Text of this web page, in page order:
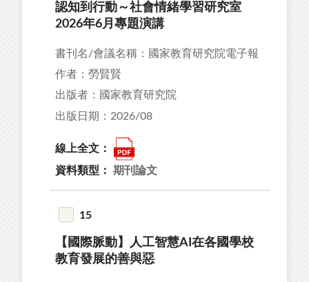
認知到行動～社會情緒學習研究室
2026年6月專題演講
書刊名/會議名稱：國家教育研究院電子報
作者：勞賢賢
出版者：國家教育研究院
出版日期：2026/08
線上全文：
資料類型： 期刊論文
15
【國際脈動】人工智慧AI在各國學校
教育發展的善與惡